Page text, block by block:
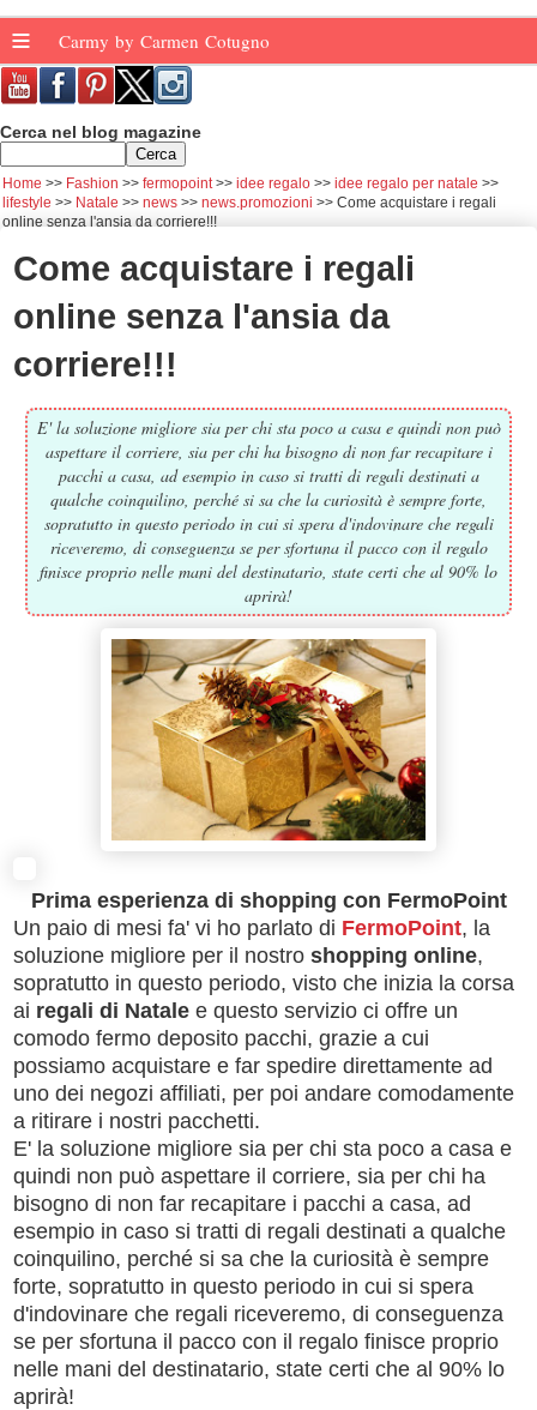
≡ Carmy by Carmen Cotugno
Cerca nel blog magazine
Home Fashion fermopoint idee regalo
idee regalo per natale
lifestyle
Natale news news.promozioni
Come acquistare i regali
online senza l'ansia da corriere!!!
Come acquistare i regali
online senza l'ansia da
corriere!!!
E' la soluzione migliore sia per chi sta poco a casa e quindi non può
aspettare il corriere, sia per chi ha bisogno di non far recapitare i
pacchi a casa, ad esempio in caso si tratti di regali destinati a
qualche coinquilino, perché si sa che la curiosità è sempre forte,
sopratutto in questo periodo in cui si spera d'indovinare che regali
riceveremo, di conseguenza se per sfortuna il pacco con il regalo
finisce proprio nelle mani del destinatario, state certi che al 90% lo
aprirà!
Prima esperienza di shopping con FermoPoint
Un paio di mesi fa' vi ho parlato di FermoPoint, la
soluzione migliore per il nostro shopping online,
sopratutto in questo periodo, visto che inizia la corsa
ai regali di Natale e questo servizio ci offre un
comodo fermo deposito pacchi, grazie a cui
possiamo acquistare e far spedire direttamente ad
uno dei negozi affiliati, per poi andare comodamente
a ritirare i nostri pacchetti.
E' la soluzione migliore sia per chi sta poco a casa e
quindi non può aspettare il corriere, sia per chi ha
bisogno di non far recapitare i pacchi a casa, ad
esempio in caso si tratti di regali destinati a qualche
coinquilino, perché si sa che la curiosità è sempre
forte, sopratutto in questo periodo in cui si spera
d'indovinare che regali riceveremo, di conseguenza
se per sfortuna il pacco con il regalo finisce proprio
nelle mani del destinatario, state certi che al 90% lo
aprirà!